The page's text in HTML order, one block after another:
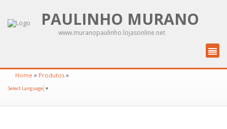
PAULINHO MURANO
www.muranopaulinho.lojasonline.net
Home » Produtos »
Select Language ▼